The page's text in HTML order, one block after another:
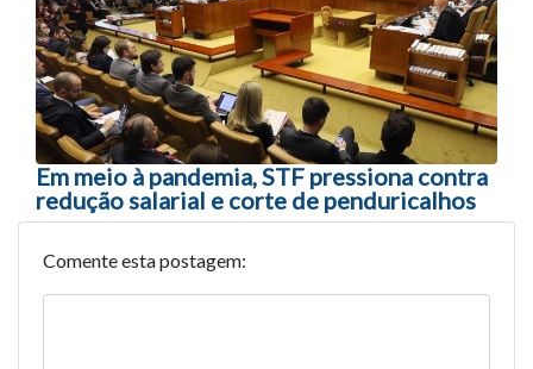
Em meio à pandemia, STF pressiona contra
redução salarial e corte de penduricalhos
Comente esta postagem: